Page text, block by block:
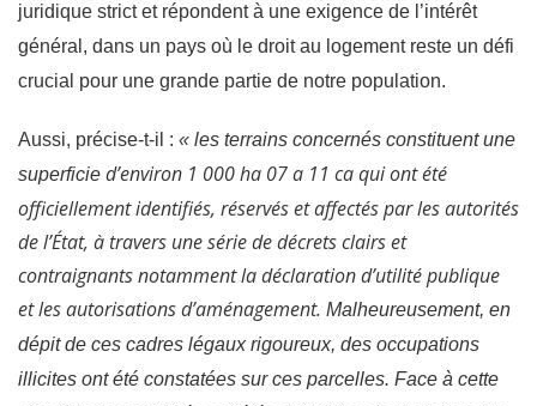
juridique strict et répondent à une exigence de l’intérêt
général, dans un pays où le droit au logement reste un défi
crucial pour une grande partie de notre population.
Aussi, précise-t-il : « les terrains concernés constituent une
superficie d’environ 1 000 ha 07 a 11 ca qui ont été
officiellement identifiés, réservés et affectés par les autorités
de l’État, à travers une série de décrets clairs et
contraignants notamment la déclaration d’utilité publique
et les autorisations d’aménagement. Malheureusement, en
dépit de ces cadres légaux rigoureux, des occupations
illicites ont été constatées sur ces parcelles. Face à cette